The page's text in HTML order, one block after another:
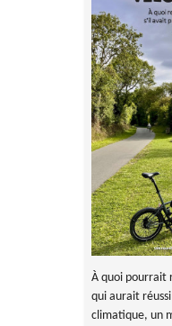
À quoi pourrait
qui aurait
climatique, un